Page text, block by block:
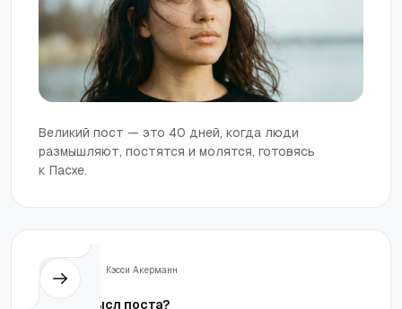
Великий пост — это 40 дней, когда люди
размышляют, постятся и молятся, готовясь
к Пасхе.
Кэсси Акерманн
В чем смысл поста?